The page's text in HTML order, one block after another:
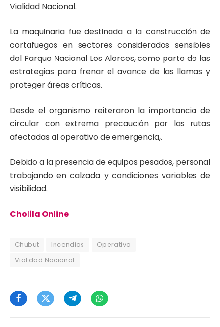
Vialidad Nacional.
La maquinaria fue destinada a la construcción de
cortafuegos en sectores considerados sensibles
del Parque Nacional Los Alerces, como parte de las
estrategias para frenar el avance de las llamas y
proteger áreas críticas.
Desde el organismo reiteraron la importancia de
circular con extrema precaución por las rutas
afectadas al operativo de emergencia,.
Debido a la presencia de equipos pesados, personal
trabajando en calzada y condiciones variables de
visibilidad.
Cholila Online
Chubut Incendios
Operativo
Vialidad Nacional
FacebookTwitterTelegramWhatsApp